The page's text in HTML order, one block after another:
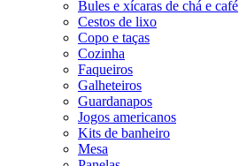
Bules e xícaras de chá e café
Cestos de lixo
Copo e taças
Cozinha
Faqueiros
Galheteiros
Guardanapos
Jogos americanos
Kits de banheiro
Mesa